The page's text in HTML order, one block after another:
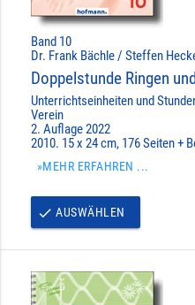
Band 10
Dr. Frank Bächle / Steffen
Doppelstunde Ringen
Unterrichtseinheiten und
Verein
2. Auflage 2022
2010. 15 x 24 cm, 176 Seiten +
»MEHR ERFAHREN ...
done AUSWÄHLEN